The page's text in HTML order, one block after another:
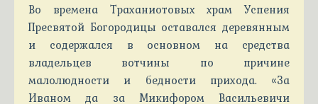
Во времена Траханиотовых храм Успения
Пресвятой Богородицы оставался деревянным
и содержался в основном на средства
владельцев вотчины по причине
малолюдности и бедности прихода. «За
Иваном да за Микифором Васильевичи